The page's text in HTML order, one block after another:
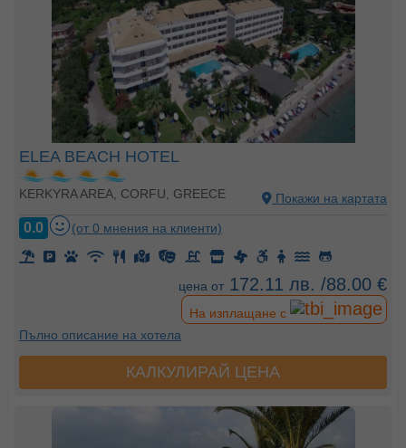
ELEA BEACH HOTEL
KERKYRA AREA, CORFU, GREECE Покажи на картата
0.0 (от 0 мнения на клиенти)
цена от 172.11 лв. /88.00 €
На изплащане с
Пълно описание на хотела
КАЛКУЛИРАЙ ЦЕНА